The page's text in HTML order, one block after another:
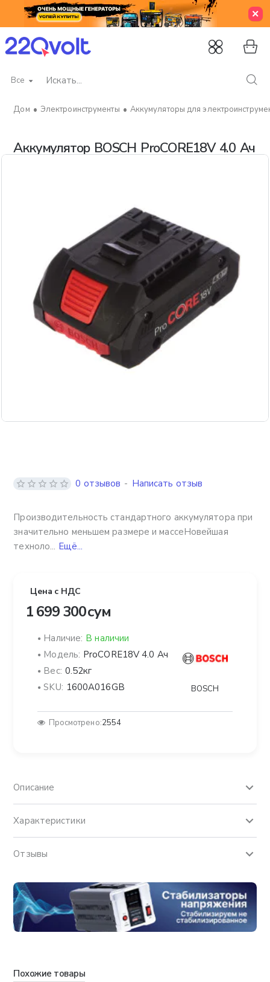
Все
Искать...
Аккумулятор BOSCH ProCORE18V 4.0 Ач
Электроинструменты Аккумуляторы для
Производительность стандартного аккумулятора при
значительно меньшем размере и массеНовейшая
техноло... Ещё...
0 отзывов - Написать отзыв
Цена с НДС
1 699 300 сум
Наличие: В наличии
Модель: ProCORE18V 4.0 Ач
Вес: 0.52кг
SKU: 1600A016GB BOSCH
Просмотрено:2554
Описание
Характеристики
Отзывы
Похожие товары